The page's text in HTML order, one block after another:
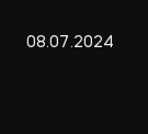
08.07.2024